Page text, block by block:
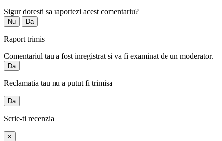
Sigur doresti sa raportezi acest comentariu?
Nu Da
Raport trimis
Comentariul tau a fost inregistrat si va fi examinat de un moderator.
Da
Reclamatia tau nu a putut fi trimisa
Da
Scrie-ti recenzia
×